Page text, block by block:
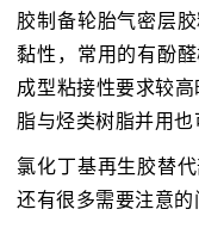
胶制备轮胎气密层
黏性，常用的有酚
成型粘接性要求较
脂与烃类树脂并用也
氯化丁基再生胶替
还有很多需要注意的